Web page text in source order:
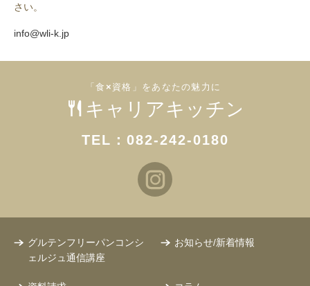
さい。
info@wli-k.jp
TEL：082-242-0180
グルテンフリーパンコンシ
ェルジュ通信講座
お知らせ/新着情報